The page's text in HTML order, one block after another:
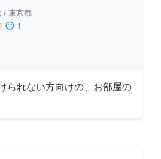
/ 東京都
sentiment_dissatisfied 1
られない方向けの、お部屋の